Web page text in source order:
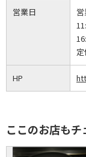
営業日
営
定
HP
ここのお店も